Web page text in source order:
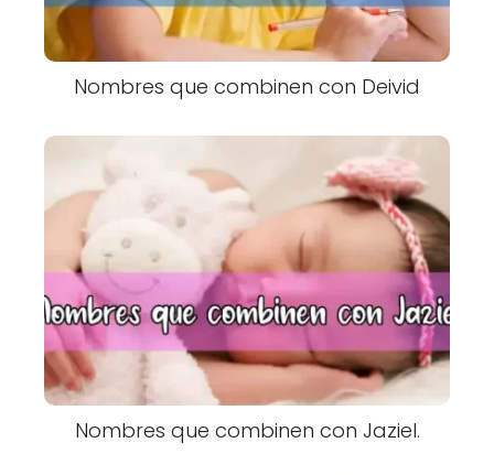
Nombres que combinen con Deivid
Nombres que combinen con Jaziel.